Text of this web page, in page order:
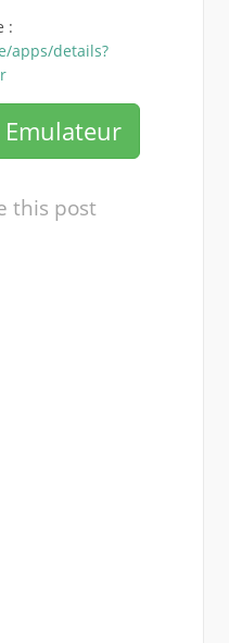
:
apps/details?
Emulateur
this post